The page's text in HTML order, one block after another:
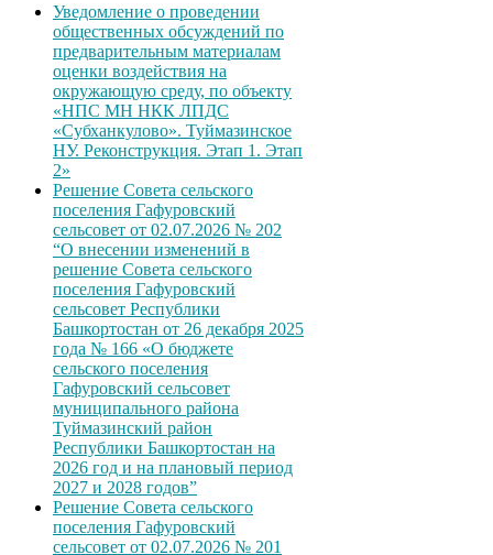
Уведомление о проведении
общественных обсуждений по
предварительным материалам
оценки воздействия на
окружающую среду, по объекту
«НПС МН НКК ЛПДС
«Субханкулово». Туймазинское
НУ. Реконструкция. Этап 1. Этап
2»
Решение Совета сельского
поселения Гафуровский
сельсовет от 02.07.2026 № 202
“О внесении изменений в
решение Совета сельского
поселения Гафуровский
сельсовет Республики
Башкортостан от 26 декабря 2025
года № 166 «О бюджете
сельского поселения
Гафуровский сельсовет
муниципального района
Туймазинский район
Республики Башкортостан на
2026 год и на плановый период
2027 и 2028 годов”
Решение Совета сельского
поселения Гафуровский
сельсовет от 02.07.2026 № 201